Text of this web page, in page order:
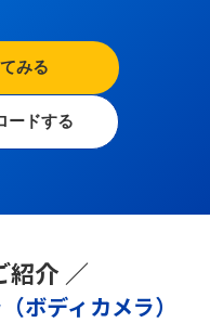
みる
ードする
紹介 ／
ボディカメラ）